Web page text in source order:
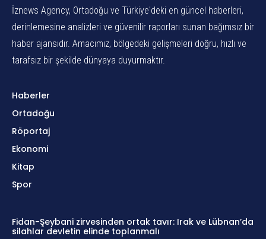
İznews Agency, Ortadoğu ve Türkiye'deki en güncel haberleri,
derinlemesine analizleri ve güvenilir raporları sunan bağımsız bir
haber ajansıdır. Amacımız, bölgedeki gelişmeleri doğru, hızlı ve
tarafsız bir şekilde dünyaya duyurmaktır.
Haberler
Ortadoğu
Röportaj
Ekonomi
Kitap
Spor
Fidan-Şeybani zirvesinden ortak tavır: Irak ve Lübnan’da
silahlar devletin elinde toplanmalı